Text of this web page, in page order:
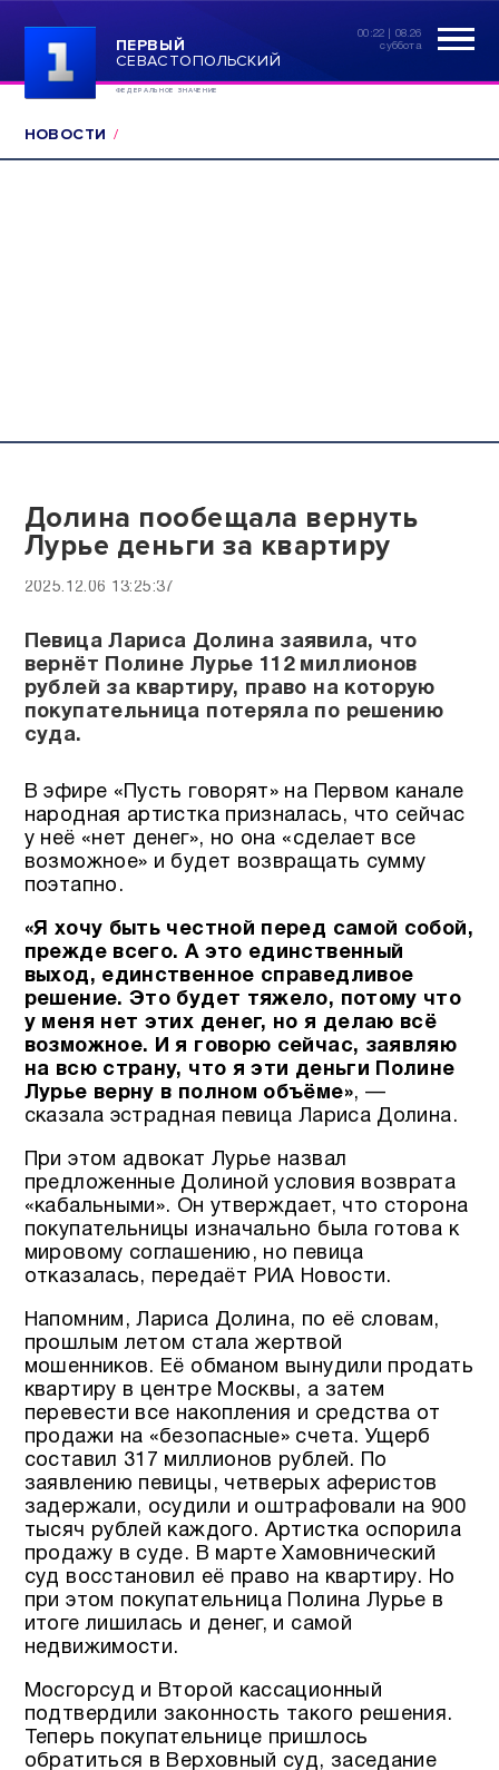
ПЕРВЫЙ
СЕВАСТОПОЛЬСКИЙ
ФЕДЕРАЛЬНОЕ ЗНАЧЕНИЕ
00:22 | 08.26
суббота
НОВОСТИ
Долина пообещала вернуть
Лурье деньги за квартиру
2025.12.06 13:25:37
Певица Лариса Долина заявила, что
вернёт Полине Лурье 112 миллионов
рублей за квартиру, право на которую
покупательница потеряла по решению
суда.
В эфире «Пусть говорят» на Первом канале
народная артистка призналась, что сейчас
у неё «нет денег», но она «сделает все
возможное» и будет возвращать сумму
поэтапно.
«Я хочу быть честной перед самой собой,
прежде всего. А это единственный
выход, единственное справедливое
решение. Это будет тяжело, потому что
у меня нет этих денег, но я делаю всё
возможное. И я говорю сейчас, заявляю
на всю страну, что я эти деньги Полине
Лурье верну в полном объёме», —
сказала эстрадная певица Лариса Долина.
При этом адвокат Лурье назвал
предложенные Долиной условия возврата
«кабальными». Он утверждает, что сторона
покупательницы изначально была готова к
мировому соглашению, но певица
отказалась, передаёт РИА Новости.
Напомним, Лариса Долина, по её словам,
прошлым летом стала жертвой
мошенников. Её обманом вынудили продать
квартиру в центре Москвы, а затем
перевести все накопления и средства от
продажи на «безопасные» счета. Ущерб
составил 317 миллионов рублей. По
заявлению певицы, четверых аферистов
задержали, осудили и оштрафовали на 900
тысяч рублей каждого. Артистка оспорила
продажу в суде. В марте Хамовнический
суд восстановил её право на квартиру. Но
при этом покупательница Полина Лурье в
итоге лишилась и денег, и самой
недвижимости.
Мосгорсуд и Второй кассационный
подтвердили законность такого решения.
Теперь покупательнице пришлось
обратиться в Верховный суд, заседание